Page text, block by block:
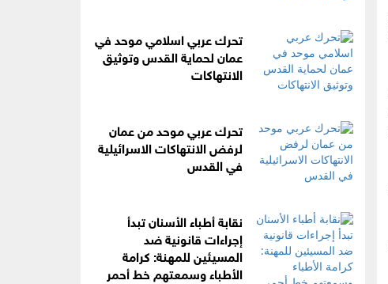
تحرك عربي اسلامي موحد في
عمان لحماية القدس وتوثيق
الانتهاكات
تحرك عربي موحد من عمان
لرفض الانتهاكات الاسرائيلية
في القدس
نقابة أطباء الأسنان تبدأ
إجراءات قانونية ضد
المسيئين للمهنة: كرامة
الأطباء وسمعتهم خط أحمر